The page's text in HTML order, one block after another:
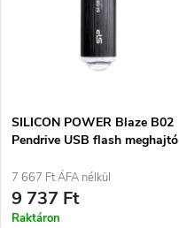
é
s
e
j
a
SILICON POWER Blaze B02
Pendrive USB flash meghajtó
(SP064GBUF3B02V1K) fekete
7 667 Ft ÁFA nélkül
9 737 Ft
Raktáron